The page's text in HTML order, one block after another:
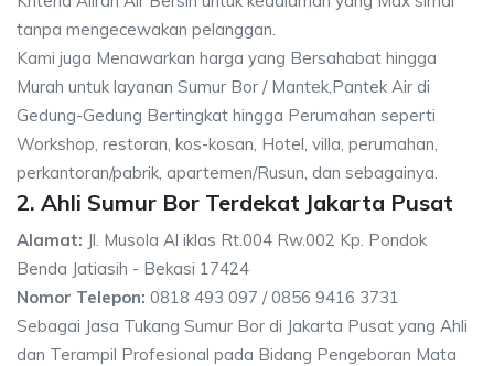
tanpa mengecewakan pelanggan.
Kami juga Menawarkan harga yang Bersahabat hingga
Murah untuk layanan Sumur Bor / Mantek,Pantek Air di
Gedung-Gedung Bertingkat hingga Perumahan seperti
Workshop, restoran, kos-kosan, Hotel, villa, perumahan,
perkantoran/pabrik, apartemen/Rusun, dan sebagainya.
2. Ahli Sumur Bor Terdekat Jakarta Pusat
Alamat: Jl. Musola Al iklas Rt.004 Rw.002 Kp. Pondok
Benda Jatiasih - Bekasi 17424
Nomor Telepon: 0818 493 097 / 0856 9416 3731
Sebagai Jasa Tukang Sumur Bor di Jakarta Pusat yang Ahli
dan Terampil Profesional pada Bidang Pengeboran Mata